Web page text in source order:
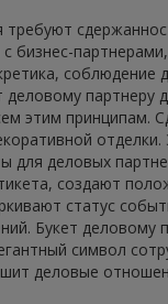
бизнес-
соблюдение
деловому партнеру
этим принципам.
отделки.
для деловых
создают
статус
Букет деловому
символ
деловые